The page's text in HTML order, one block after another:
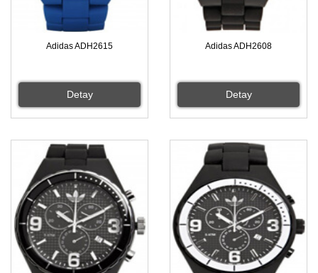
Adidas ADH2615
Detay
Adidas ADH2608
Detay